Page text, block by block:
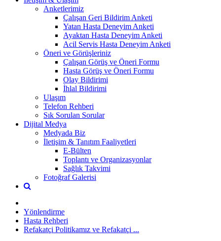
Anketlerimiz
Çalışan Geri Bildirim Anketi
Yatan Hasta Deneyim Anketi
Ayaktan Hasta Deneyim Anketi
Acil Servis Hasta Deneyim Anketi
Öneri ve Görüşleriniz
Çalışan Görüş ve Öneri Formu
Hasta Görüş ve Öneri Formu
Olay Bildirimi
İhlal Bildirimi
Ulaşım
Telefon Rehberi
Sık Sorulan Sorular
Dijital Medya
Medyada Biz
İletişim & Tanıtım Faaliyetleri
E-Bülten
Toplantı ve Organizasyonlar
Sağlık Takvimi
Fotoğraf Galerisi
Yönlendirme
Hasta Rehberi
Refakatçi Politikamız ve Refakatçi ...